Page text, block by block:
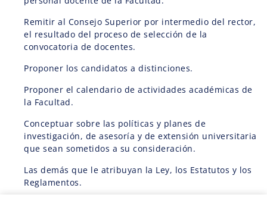
Remitir al Consejo Superior por intermedio del rector,
el resultado del proceso de selección de la
convocatoria de docentes.
Proponer los candidatos a distinciones.
Proponer el calendario de actividades académicas de
la Facultad.
Conceptuar sobre las políticas y planes de
investigación, de asesoría y de extensión universitaria
que sean sometidos a su consideración.
Las demás que le atribuyan la Ley, los Estatutos y los
Reglamentos.